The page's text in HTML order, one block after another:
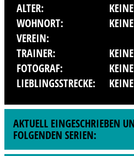
ALTER:
WOHNORT:
VEREIN:
TRAINER:
FOTOGRAF:
LIEBLINGSSTRECKE:
AKTUELL EINGESCHRIEBEN
FOLGENDEN SERIEN: